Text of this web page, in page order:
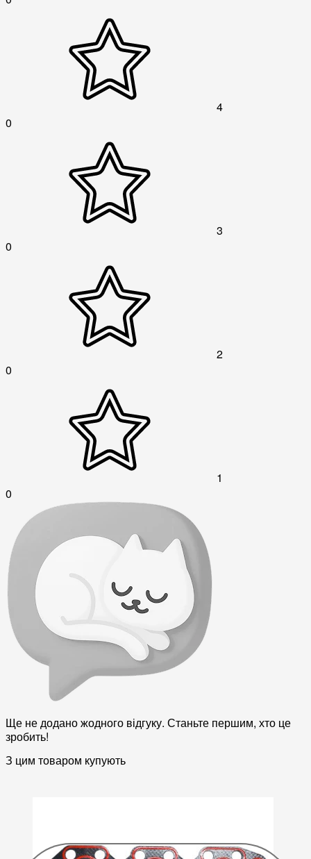
4
0
3
0
2
0
1
0
Ще не додано жодного відгуку. Станьте першим, хто це
зробить!
З цим товаром купують